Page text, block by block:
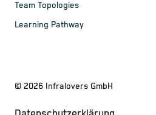
Team Topologies
Learning Pathway
© 2026 Infralovers GmbH